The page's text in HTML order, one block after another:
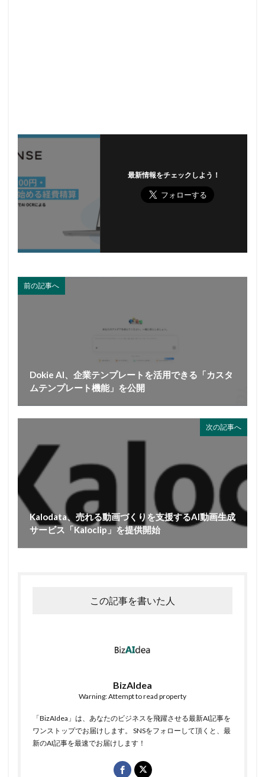
最新情報をチェックしよう！
前の記事へ
Dokie AI、企業テンプレートを活用できる「カスタ
ムテンプレート機能」を公開
次の記事へ
Kalodata、売れる動画づくりを支援するAI動画生成
サービス「Kaloclip」を提供開始
この記事を書いた人
BizAIdea
Warning: Attempt to read property
「BizAIdea」は、あなたのビジネスを飛躍させる最新AI記事を
ワンストップでお届けします。 SNSをフォローして頂くと、最
新のAI記事を最速でお届けします！